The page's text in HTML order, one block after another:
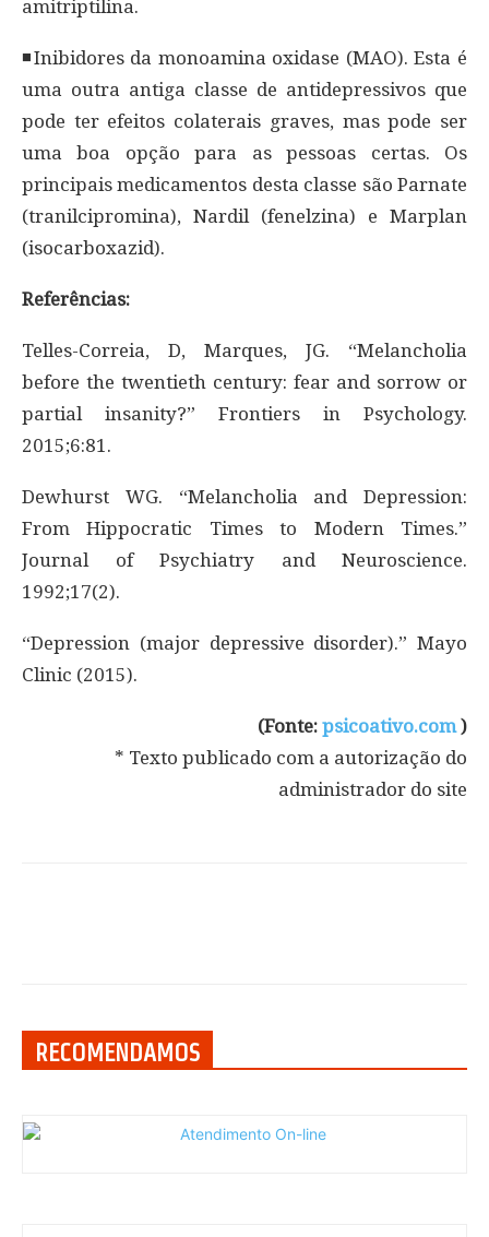
amitriptilina.
◾Inibidores da monoamina oxidase (MAO). Esta é
uma outra antiga classe de antidepressivos que
pode ter efeitos colaterais graves, mas pode ser
uma boa opção para as pessoas certas. Os
principais medicamentos desta classe são Parnate
(tranilcipromina), Nardil (fenelzina) e Marplan
(isocarboxazid).
Referências:
Telles-Correia, D, Marques, JG. “Melancholia
before the twentieth century: fear and sorrow or
partial insanity?” Frontiers in Psychology.
2015;6:81.
Dewhurst WG. “Melancholia and Depression:
From Hippocratic Times to Modern Times.”
Journal of Psychiatry and Neuroscience.
1992;17(2).
“Depression (major depressive disorder).” Mayo
Clinic (2015).
(Fonte: psicoativo.com)
* Texto publicado com a autorização do
administrador do site
RECOMENDAMOS